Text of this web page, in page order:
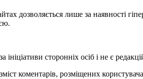
дозволяється лише за наявності
сторонніх осіб і не є
коментарів, розміщених